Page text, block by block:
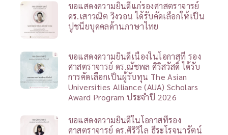
ขอแสดงความยินดีแก่รองศาสตราจารย์
ดร.เสาวณิต วิงวอน ได้รับคัดเลือกให้เป็น
ปูชนียบุคคลด้านภาษาไทย
ขอแสดงความยินดีเนื่องในโอกาสที่ รอง
ศาสตราจารย์ ดร.ณัชพล ศิริสวัสดิ์ ได้รับ
การคัดเลือกเป็นผู้รับทุน The Asian
Universities Alliance (AUA) Scholars
Award Program ประจำปี 2026
ขอแสดงความยินดีในโอกาสที่รอง
ศาสตราจารย์ ดร.ศิริวิไล ธีระโรจนารัตน์